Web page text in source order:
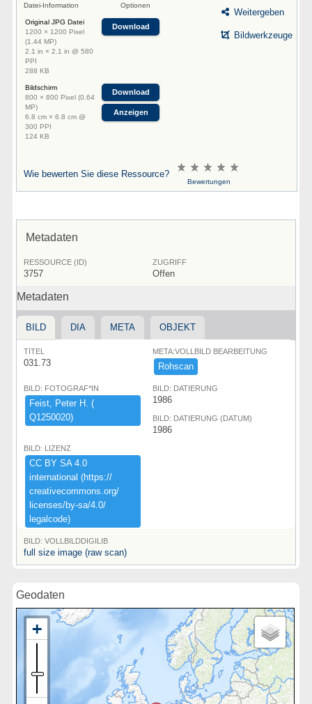
Datei-Information Optionen
Original JPG Datei
1200 × 1200 Pixel
(1.44 MP)
2.1 in × 2.1 in @ 580
PPI
288 KB
Download
Bildschirm
800 × 800 Pixel (0.64
MP)
6.8 cm × 6.8 cm @
300 PPI
124 KB
Download
Anzeigen
Weitergeben
Bildwerkzeuge
Wie bewerten Sie diese Ressource?
Bewertungen
Metadaten
RESSOURCE (ID)
3757
ZUGRIFF
Offen
Metadaten
BILD DIA META OBJEKT
TITEL
031.73
META:VOLLBILD BEARBEITUNG
Rohscan
BILD: FOTOGRAF*IN
Feist,​ ​Peter ​H.​ ​(​
Q1250020)​
BILD: DATIERUNG
1986
BILD: DATIERUNG (DATUM)
1986
BILD: LIZENZ
CC ​BY ​SA ​4.​0 ​
international ​(​https:​/​/​
creativecommons.​org/​
licenses/​by-​sa/​4.​0/​
legalcode)​
BILD: VOLLBILDDIGILIB
full size image (raw scan)
Geodaten